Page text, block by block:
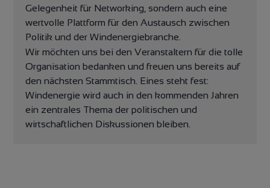
Gelegenheit für Networking, sondern auch eine
wertvolle Plattform für den Austausch zwischen
Politik und der Windenergiebranche.
Wir möchten uns bei den Veranstaltern für die tolle
Organisation bedanken und freuen uns bereits auf
den nächsten Stammtisch. Eines steht fest:
Windenergie wird auch in den kommenden Jahren
ein zentrales Thema der politischen und
wirtschaftlichen Diskussionen bleiben.